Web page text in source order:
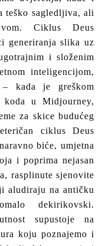
teško sagledljiva, ali
Ciklus Deus
generiranja slika uz
i složenim
inteligencijom,
kada je greškom
u Midjourney,
za skice budućeg
ciklus Deus
biće, umjetna
i poprima nejasan
rasplinute sjenovite
aludiraju na antičku
dekirikovski.
supustoje na
koju poznajemo i